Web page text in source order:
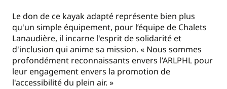
Le don de ce kayak adapté représente bien plus
qu'un simple équipement, pour l’équipe de Chalets
Lanaudière, il incarne l'esprit de solidarité et
d'inclusion qui anime sa mission. « Nous sommes
profondément reconnaissants envers l’ARLPHL pour
leur engagement envers la promotion de
l'accessibilité du plein air. »